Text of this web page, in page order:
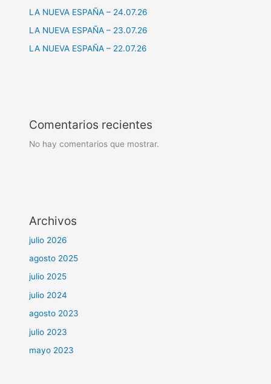
LA NUEVA ESPAÑA – 24.07.26
LA NUEVA ESPAÑA – 23.07.26
LA NUEVA ESPAÑA – 22.07.26
Comentarios recientes
No hay comentarios que mostrar.
Archivos
julio 2026
agosto 2025
julio 2025
julio 2024
agosto 2023
julio 2023
mayo 2023